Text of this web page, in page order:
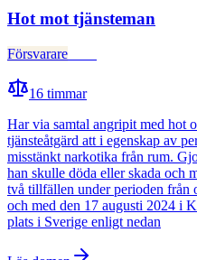
Hot mot tjänsteman
Försvarare
16 timmar
Har via samtal angripit med hot
tjänsteåtgärd att i egenskap av
misstänkt narkotika från rum.
han skulle döda eller skada och
två tillfällen under perioden från
och med den 17 augusti 2024 i
plats i Sverige enligt nedan